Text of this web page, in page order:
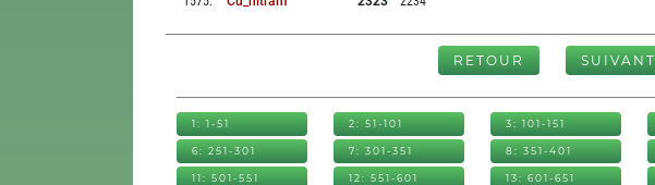
RETOUR SUIVANT
1: 1-51 2: 51-101 3: 101-151
6: 251-301 7: 301-351 8: 351-401
11: 501-551 12: 551-601 13: 601-651